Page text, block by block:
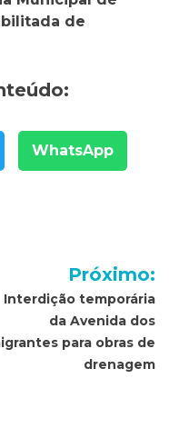
de
WhatsApp
Próximo:
Interdição temporária
da Avenida dos
para obras de
drenagem